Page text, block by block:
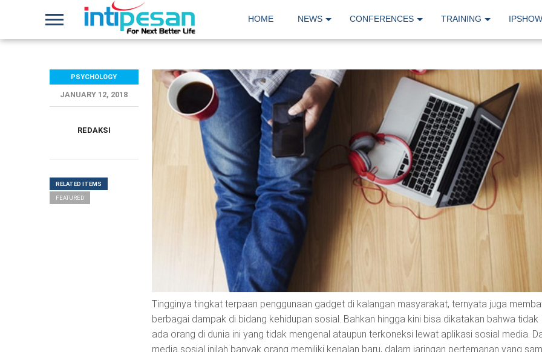
HOME NEWS CONFERENCES TRAINING IPSHOW
Tingginya tingkat terpaan penggunaan gadget di kalangan masyarakat, ternyata juga
berbagai dampak di bidang kehidupan sosial. Bahkan hingga kini bisa dikatakan bahwa tidak
ada orang di dunia ini yang tidak mengenal ataupun terkoneksi lewat aplikasi sosial media.
media sosial inilah banyak orang memiliki kenalan baru, dalam jaringan pertemanan yang
PSYCHOLOGY
JANUARY 12, 2018
REDAKSI
RELATED ITEMS
FEATURED